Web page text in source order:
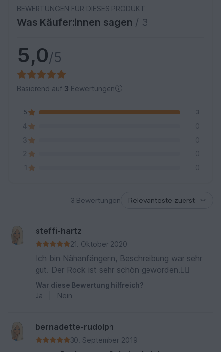
BEWERTUNGEN FÜR DIESES PRODUKT
Was Käufer:innen sagen / 3
5,0/5
Basierend auf 3 Bewertungen
5 3
4
0
3
0
2
0
1
0
3 Bewertungen
steffi-hartz
21. Oktober 2020
Ich bin Nähanfängerin, Beschreibung war sehr
gut. Der Rock ist sehr schön geworden.👍🏻
War diese Bewertung hilfreich?
Ja
Nein
bernadette-rudolph
30. September 2019